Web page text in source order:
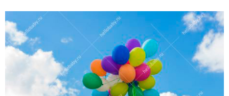
(работает только если на устройстве установлен указанный
мессенджер)
Ваше имя:*
Имя мужа:*